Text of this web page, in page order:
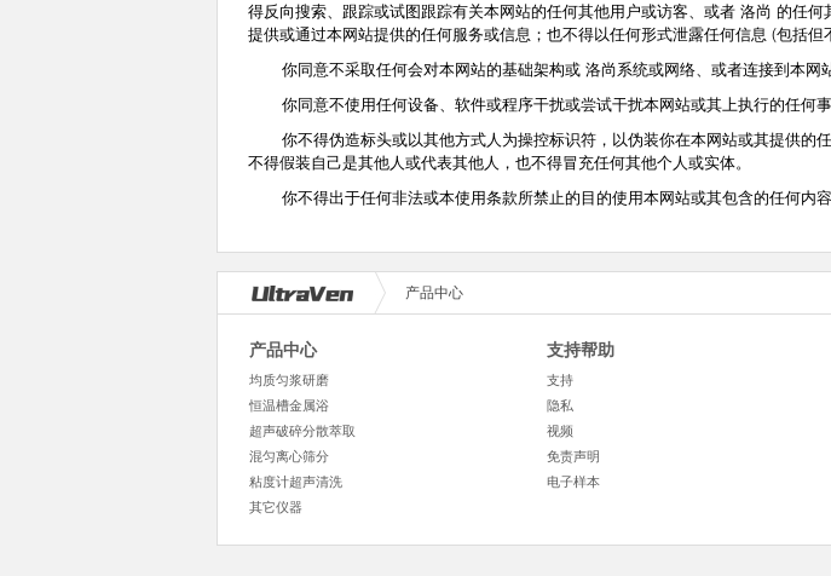
得反向搜索、跟踪或试图跟踪有关本网站的任何其他用户或访客、或者 洛尚 的任
提供或通过本网站提供的任何服务或信息；也不得以任何形式泄露任何信息 (包括
你同意不采取任何会对本网站的基础架构或 洛尚系统或网络、或者连接到本网
你同意不使用任何设备、软件或程序干扰或尝试干扰本网站或其上执行的任何事
你不得伪造标头或以其他方式人为操控标识符，以伪装你在本网站或其提供的
不得假装自己是其他人或代表其他人，也不得冒充任何其他个人或实体。
你不得出于任何非法或本使用条款所禁止的目的使用本网站或其包含的任何内容
产品中心
产品中心
均质匀浆研磨
恒温槽金属浴
超声破碎分散萃取
混匀离心筛分
粘度计超声清洗
其它仪器
支持帮助
支持
隐私
视频
免责声明
电子样本